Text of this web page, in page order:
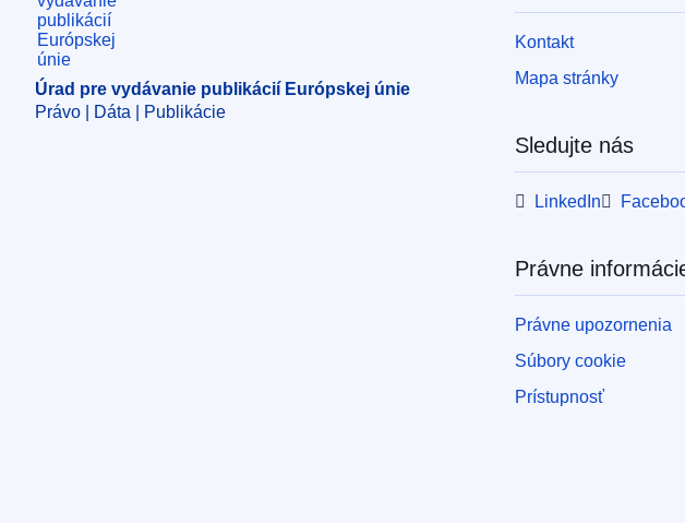
Úrad pre vydávanie publikácií Európskej únie
Právo | Dáta | Publikácie
Kontakt
Mapa stránky
Sledujte nás
LinkedIn
Právne
Právne upozornenia
Súbory cookie
Prístupnosť